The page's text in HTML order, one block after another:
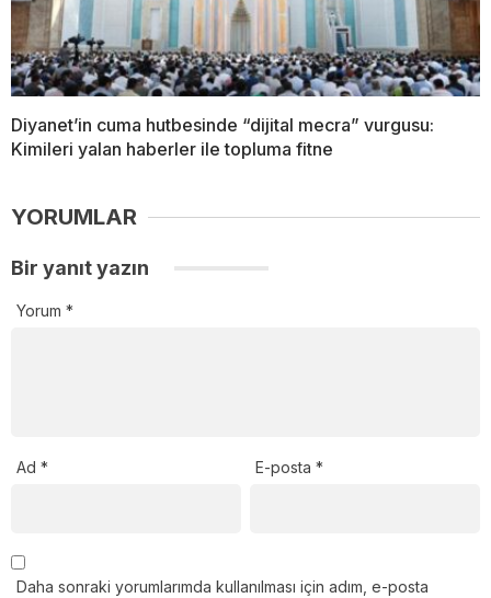
Diyanet’in cuma hutbesinde “dijital mecra” vurgusu:
Kimileri yalan haberler ile topluma fitne
YORUMLAR
Bir yanıt yazın
Yorum *
Ad * E-posta*
Daha sonraki yorumlarımda kullanılması için adım, e-posta